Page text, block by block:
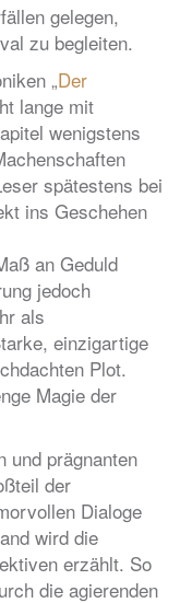
gelegen,
zu begleiten.
„Der
lange mit
wenigstens
spätestens bei
ins Geschehen
an Geduld
jedoch
als
einzigartige
Plot.
Magie der
und prägnanten
der
Dialoge
wird die
erzählt. So
die agierenden